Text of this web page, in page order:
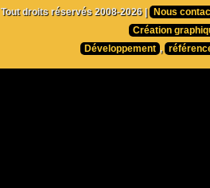
Tout droits réservés 2008-2026 |
Nous
Création
Développement ,